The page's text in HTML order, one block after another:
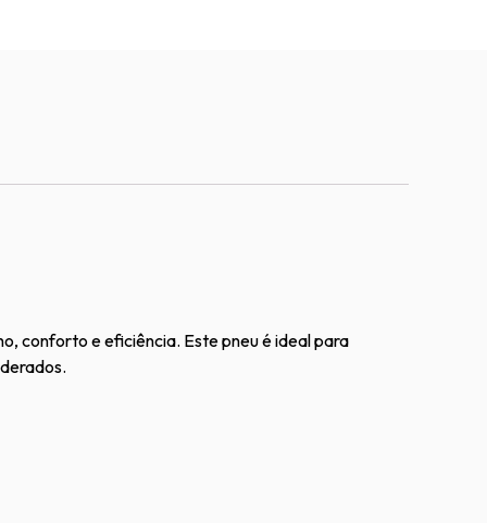
conforto e eficiência. Este pneu é ideal para